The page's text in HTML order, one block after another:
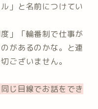
」と名前につけてい
」「輪番制で仕事が
があるのかな。と連
ございません。
じ目線でお話をでき